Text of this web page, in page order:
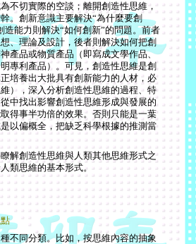
不切實際的空談；離開創造性思維，
。創新意識主要解決“為什麼要創
能力則解決“如何創新”的問題。前者
、理論及設計，後者則解決如何把創
產品或物質產品（即寫成文學作品、
專利產品）。可見，創造性思維是創
培養出大批具有創新能力的人材，必
），深入分析創造性思維的過程、特
中找出影響創造性思維形成與發展的
得事半功倍的效果。否則只能是一葉
以偏概全，把缺乏科學根據的推測當
解創造性思維與人類其他思維形式之
類思維的基本形式。
不同分類。比如，按思維內容的抽象